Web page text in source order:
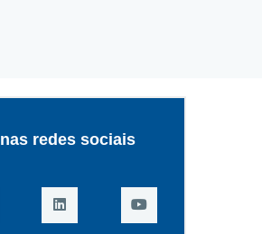
redes sociais